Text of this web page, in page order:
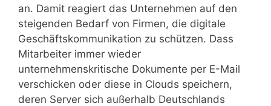
an. Damit reagiert das Unternehmen auf den
steigenden Bedarf von Firmen, die digitale
Geschäftskommunikation zu schützen. Dass
Mitarbeiter immer wieder
unternehmenskritische Dokumente per E-Mail
verschicken oder diese in Clouds speichern,
deren Server sich außerhalb Deutschlands